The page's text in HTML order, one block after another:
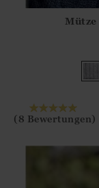
(8 Bewertungen)